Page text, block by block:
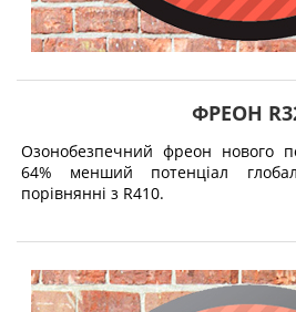
ФРЕОН
Озонобезпечний фреон нового
64% менший потенціал
порівнянні з R410.